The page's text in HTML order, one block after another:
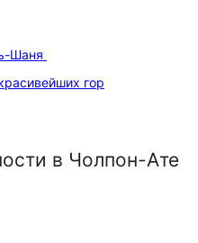
Шаня
гор
в Чолпон-Ате